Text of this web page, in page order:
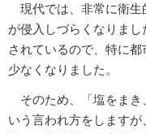
現代では、非常に衛生
が侵入しづらくなりま
されているので、特に
少なくなりました。
そのため、「塩をまき
いう言われ方をします